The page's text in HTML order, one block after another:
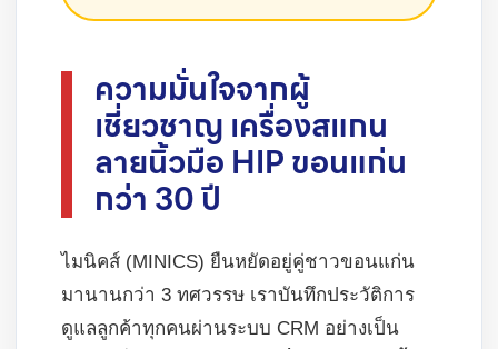
ความมั่นใจจากผู้
เชี่ยวชาญ เครื่องสแกน
ลายนิ้วมือ HIP ขอนแก่น
กว่า 30 ปี
ไมนิคส์ (MINICS) ยืนหยัดอยู่คู่ชาวขอนแก่น
มานานกว่า 3 ทศวรรษ เราบันทึกประวัติการ
ดูแลลูกค้าทุกคนผ่านระบบ CRM อย่างเป็น